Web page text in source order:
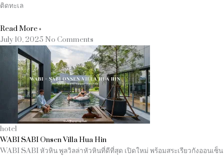
ติดทะเล
Read More »
July 10, 2025 No Comments
hotel
WABI SABI Onsen Villa Hua Hin
WABI SABI หัวหิน พูลวิลล่าหัวหินที่ดีที่สุด เปิดใหม่ พร้อมสระเรียวกังออนเซ็น